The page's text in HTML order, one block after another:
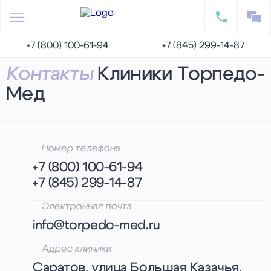
+7 (800) 100-61-94 +7 (845) 299-14-87
Главная Контакты
КонтактыКлиники Торпедо-
Мед
Номер телефона
+7 (800) 100-61-94
+7 (845) 299-14-87
Электронная почта
info@torpedo-med.ru
Адрес клиники
Саратов, улица Большая Казачья,